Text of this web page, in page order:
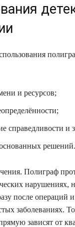
и ресурсов;
справедливости и
решений.
Полиграф
нарушениях,
после операций
заболеваниях.
зависят от